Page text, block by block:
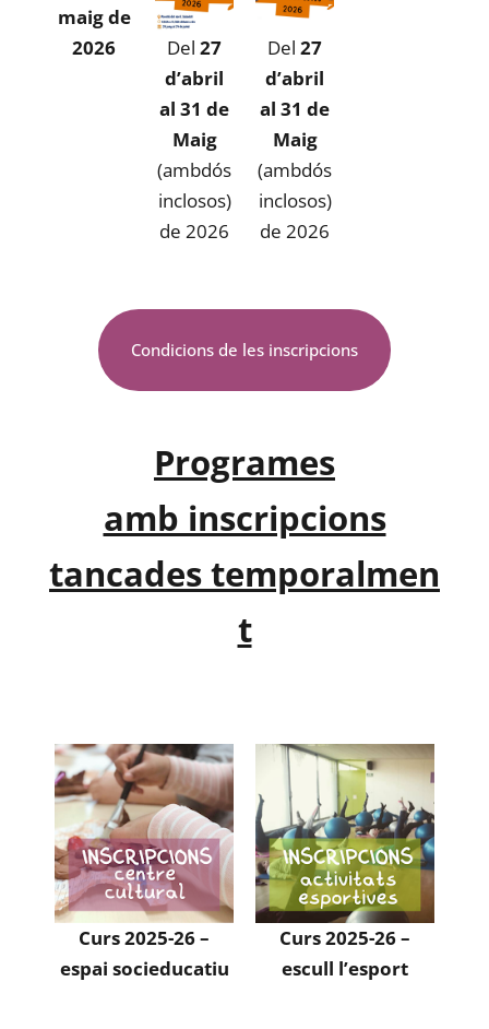
maig de
2026
Del 27
d’abril
al 31 de
Maig
(ambdós
inclosos)
de 2026
Del 27
d’abril
al 31 de
Maig
(ambdós
inclosos)
de 2026
Condicions de les inscripcions
Programes
amb inscripcions
tancades temporalmen
t
Curs 2025-26 –
espai socieducatiu
Curs 2025-26 –
escull l’esport